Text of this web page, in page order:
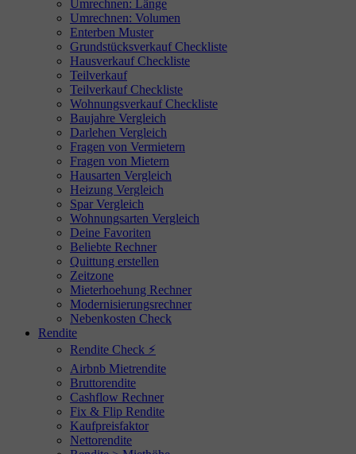
Umrechnen: Länge
Umrechnen: Volumen
Enterben Muster
Grundstücksverkauf Checkliste
Hausverkauf Checkliste
Teilverkauf
Teilverkauf Checkliste
Wohnungsverkauf Checkliste
Baujahre Vergleich
Darlehen Vergleich
Fragen von Vermietern
Fragen von Mietern
Hausarten Vergleich
Heizung Vergleich
Spar Vergleich
Wohnungsarten Vergleich
Deine Favoriten
Beliebte Rechner
Quittung erstellen
Zeitzone
Mieterhoehung Rechner
Modernisierungsrechner
Nebenkosten Check
Rendite
Rendite Check ⚡
Airbnb Mietrendite
Bruttorendite
Cashflow Rechner
Fix & Flip Rendite
Kaufpreisfaktor
Nettorendite